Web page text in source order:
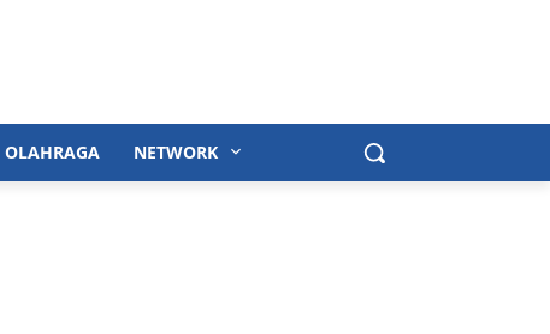
OLAHRAGA NETWORK